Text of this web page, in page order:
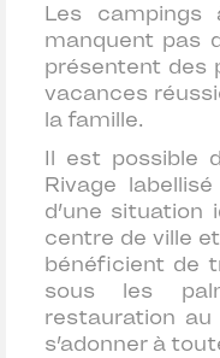
Les
manquent pas
présentent des
vacances
la famille.
Il est possible
Rivage
d’une situation
centre de ville
bénéficient de
sous les
restauration
s’adonner à